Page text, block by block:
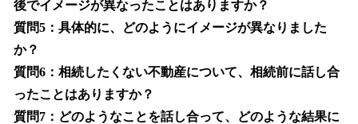
後でイメージが異なったことはありますか？
質問5：具体的に、どのようにイメージが異なりました
か？
質問6：相続したくない不動産について、相続前に話し合
ったことはありますか？
質問7：どのようなことを話し合って、どのような結果に